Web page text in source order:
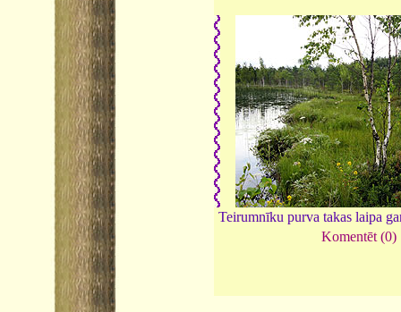
Teirumnīku purva takas laipa
Komentēt (0)